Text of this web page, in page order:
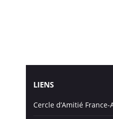
LIENS
Cercle d’Amitié France-